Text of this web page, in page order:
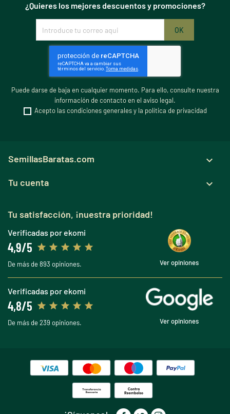
¿Quieres los mejores descuentos y promociones?
Puede darse de baja en cualquier momento. Para ello, consulte nuestra
información de contacto en el aviso legal.
Acepto las condiciones generales y la política de privacidad
SemillasBaratas.com 
Tu cuenta 
Tu satisfacción, ¡nuestra prioridad!
Verificadas por ekomi
4,9/5
De más de 893 opiniones. Ver opiniones
Verificadas por ekomi
4,8/5
De más de 239 opiniones. Ver opiniones